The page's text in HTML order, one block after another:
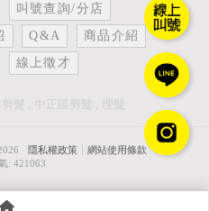
叫號查詢/分店
Q&A
商品介紹
線上徵才
剪髮 中正區剪髮 理髮
隱私權政策 網站使用條款
..
: 421063